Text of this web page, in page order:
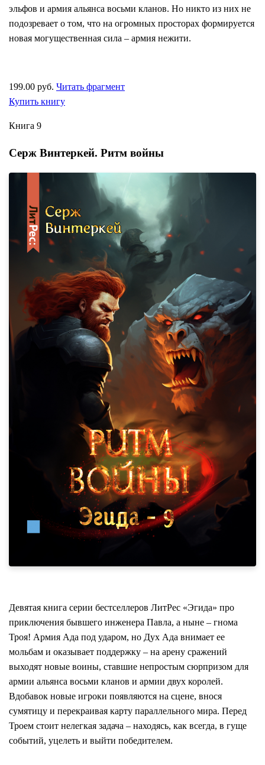
эльфов и армия альянса восьми кланов. Но никто из них не
подозревает о том, что на огромных просторах формируется
новая могущественная сила – армия нежити.
199.00 руб. Читать фрагмент
Купить книгу
Книга 9
Серж Винтеркей. Ритм войны
Девятая книга серии бестселлеров ЛитРес «Эгида» про
приключения бывшего инженера Павла, а ныне – гнома
Троя! Армия Ада под ударом, но Дух Ада внимает ее
мольбам и оказывает поддержку – на арену сражений
выходят новые воины, ставшие непростым сюрпризом для
армии альянса восьми кланов и армии двух королей.
Вдобавок новые игроки появляются на сцене, внося
сумятицу и перекраивая карту параллельного мира. Перед
Троем стоит нелегкая задача – находясь, как всегда, в гуще
событий, уцелеть и выйти победителем.